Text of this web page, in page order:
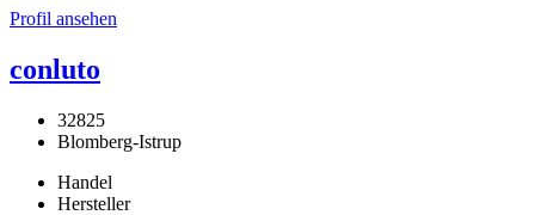
Profil ansehen
conluto
32825
Blomberg-Istrup
Handel
Hersteller